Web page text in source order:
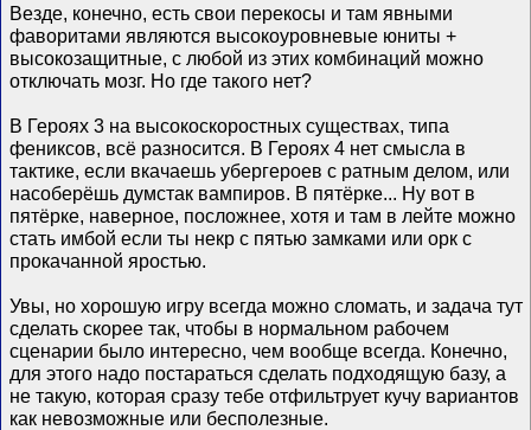
Везде, конечно, есть свои перекосы и там явными
фаворитами являются высокоуровневые юниты +
высокозащитные, с любой из этих комбинаций можно
отключать мозг. Но где такого нет?
В Героях 3 на высокоскоростных существах, типа
фениксов, всё разносится. В Героях 4 нет смысла в
тактике, если вкачаешь убергероев с ратным делом, или
насоберёшь думстак вампиров. В пятёрке... Ну вот в
пятёрке, наверное, посложнее, хотя и там в лейте можно
стать имбой если ты некр с пятью замками или орк с
прокачанной яростью.
Увы, но хорошую игру всегда можно сломать, и задача тут
сделать скорее так, чтобы в нормальном рабочем
сценарии было интересно, чем вообще всегда. Конечно,
для этого надо постараться сделать подходящую базу, а
не такую, которая сразу тебе отфильтрует кучу вариантов
как невозможные или бесполезные.